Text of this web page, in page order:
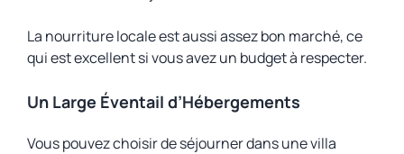
La nourriture locale est aussi assez bon marché, ce
qui est excellent si vous avez un budget à respecter.
Un Large Éventail d’Hébergements
Vous pouvez choisir de séjourner dans une villa